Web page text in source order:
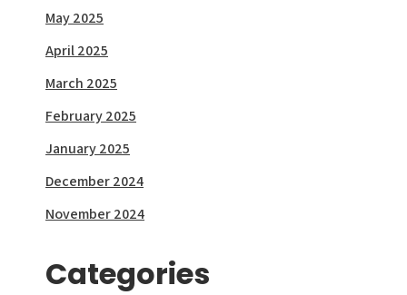
May 2025
April 2025
March 2025
February 2025
January 2025
December 2024
November 2024
Categories